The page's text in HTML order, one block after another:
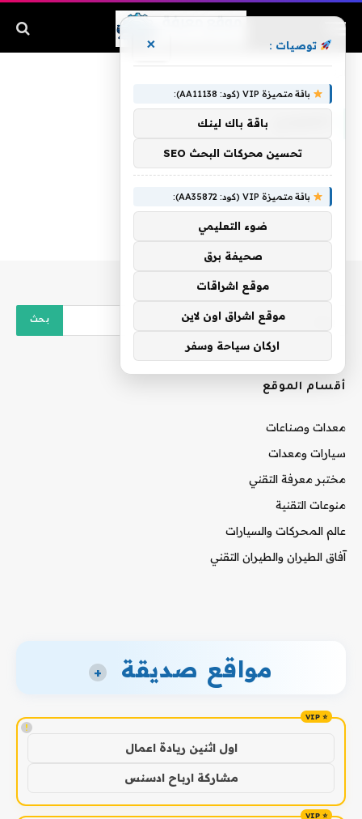
أقسام الموقع
معدات وصناعات
سيارات ومعدات
مختبر معرفة التقني
منوعات التقنية
عالم المحركات والسيارات
آفاق الطيران والطيران التقني
مواقع صديقة +
!
اول اثنين ريادة اعمال
مشاركة ارباح ادسنس
توصيات : ×
باقة متميزة VIP (كود: AA11138):
باقة باك لينك
تحسين محركات البحث SEO
باقة متميزة VIP (كود: AA35872):
ضوء التعليمي
صحيفة برق
موقع اشراقات
موقع اشراق اون لاين
اركان سياحة وسفر